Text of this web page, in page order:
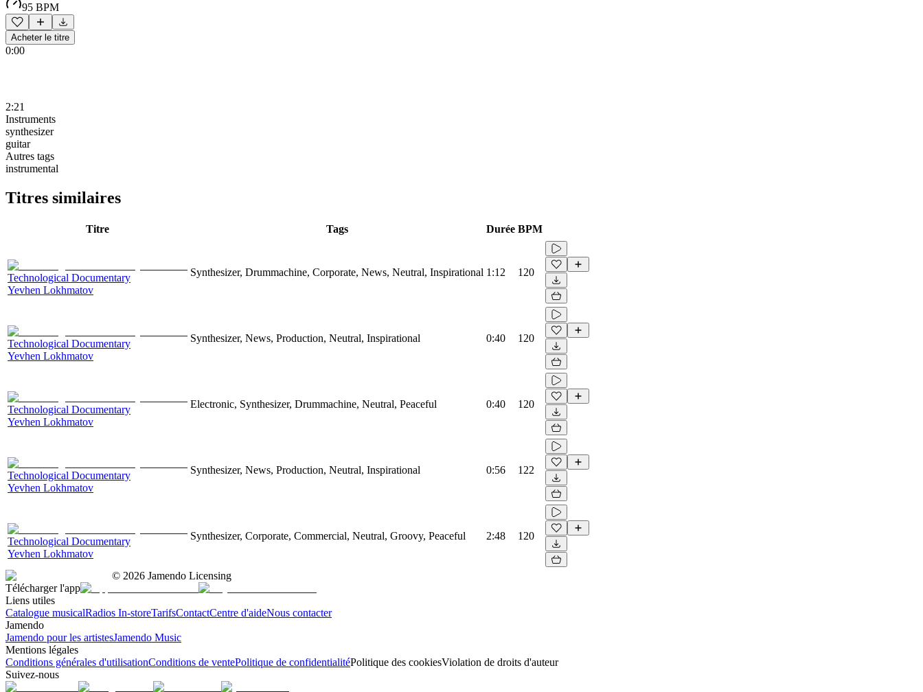
95 BPM
Acheter le titre
0:00
2:21
Instruments
synthesizer
guitar
Autres tags
instrumental
Titres similaires
Titre Tags Durée BPM
Technological Documentary
Yevhen Lokhmatov
Synthesizer, Drummachine, Corporate, News, Neutral, Inspirational 1:12 120
Technological Documentary
Yevhen Lokhmatov
Synthesizer, News, Production, Neutral, Inspirational 0:40 120
Technological Documentary
Yevhen Lokhmatov
Electronic, Synthesizer, Drummachine, Neutral, Peaceful 0:40 120
Technological Documentary
Yevhen Lokhmatov
Synthesizer, News, Production, Neutral, Inspirational 0:56 122
Technological Documentary
Yevhen Lokhmatov
Synthesizer, Corporate, Commercial, Neutral, Groovy, Peaceful 2:48 120
© 2026 Jamendo Licensing
Télécharger l'app
Liens utiles
Catalogue musicalRadios In-storeTarifsContactCentre d'aideNous contacter
Jamendo
Jamendo pour les artistesJamendo Music
Mentions légales
Conditions générales d'utilisationConditions de ventePolitique de confidentialitéPolitique des cookiesViolation de droits d'auteur
Suivez-nous